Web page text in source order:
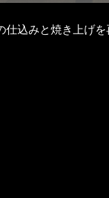
込みと焼き上げを